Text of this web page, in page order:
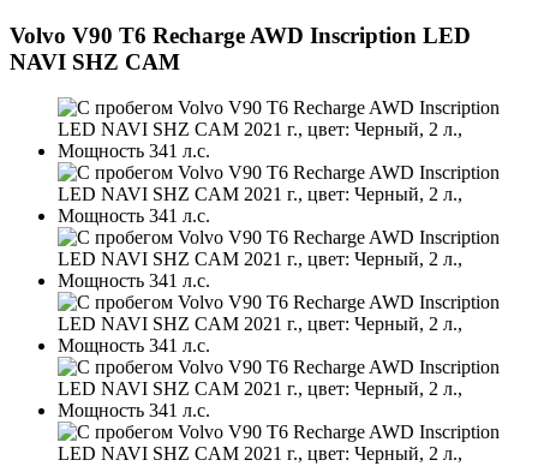
Volvo V90 T6 Recharge AWD Inscription LED
NAVI SHZ CAM